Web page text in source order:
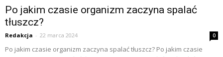
Po jakim czasie organizm zaczyna spalać
tłuszcz?
Redakcja - 22 marca 2024 0
Po jakim czasie organizm zaczyna spalać tłuszcz? Po jakim czasie